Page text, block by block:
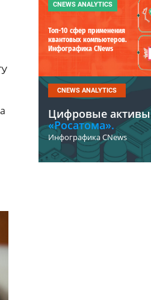
CNEWS ANALYTICS
Топ-10 сфер применения
квантовых компьютеров.
Инфографика CNews
CNEWS ANALYTICS
Цифровые активы
«Росатома».
Инфографика CNews